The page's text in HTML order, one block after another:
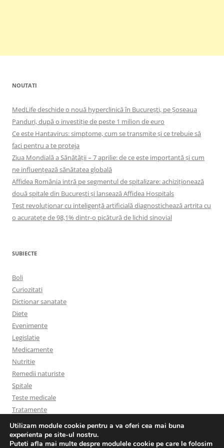
NOUTATI
MedLife deschide o nouă hyperclinică în București, pe Șoseaua
Panduri, după o investiție de peste 1 milion de euro
Ce este Hantavirus: simptome, cum se transmite și ce trebuie să
faci pentru a te proteja
Ziua Mondială a Sănătății – 7 aprilie: de ce este importantă și cum
ne influențează sănătatea globală
Affidea România intră pe segmentul de spitalizare: achiziționează
două spitale din București și lansează Affidea Hospitals
Test revoluționar cu inteligență artificială diagnostichează artrita cu
o acuratețe de 98,1% dintr-o picătură de lichid sinovial
SUBIECTE
Boli
Curiozitati
Dictionar sanatate
Diete
Evenimente
Legislatie
Medicamente
Nutritie
Remedii naturiste
Spitale
Teste medicale
Tratamente
Utilizam module cookie pentru a va oferi cea mai buna
experienta pe site-ul nostru.
Puteti afla mai multe despre modulele cookie pe care le folosim